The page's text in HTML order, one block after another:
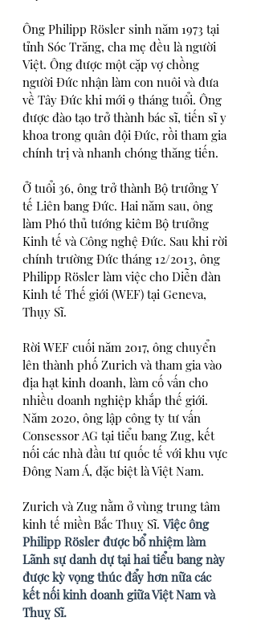
Ông Philipp Rösler sinh năm 1973 tại
tỉnh Sóc Trăng, cha mẹ đều là người
Việt. Ông được một cặp vợ chồng
người Đức nhận làm con nuôi và đưa
về Tây Đức khi mới 9 tháng tuổi. Ông
được đào tạo trở thành bác sĩ, tiến sĩ y
khoa trong quân đội Đức, rồi tham gia
chính trị và nhanh chóng thăng tiến.
Ở tuổi 36, ông trở thành Bộ trưởng Y
tế Liên bang Đức. Hai năm sau, ông
làm Phó thủ tướng kiêm Bộ trưởng
Kinh tế và Công nghệ Đức. Sau khi rời
chính trường Đức tháng 12/2013, ông
Philipp Rösler làm việc cho Diễn đàn
Kinh tế Thế giới (WEF) tại Geneva,
Thụy Sĩ.
Rời WEF cuối năm 2017, ông chuyển
lên thành phố Zurich và tham gia vào
địa hạt kinh doanh, làm cố vấn cho
nhiều doanh nghiệp khắp thế giới.
Năm 2020, ông lập công ty tư vấn
Consessor AG tại tiểu bang Zug, kết
nối các nhà đầu tư quốc tế với khu vực
Đông Nam Á, đặc biệt là Việt Nam.
Zurich và Zug nằm ở vùng trung tâm
kinh tế miền Bắc Thuỵ Sĩ. Việc ông
Philipp Rösler được bổ nhiệm làm
Lãnh sự danh dự tại hai tiểu bang này
được kỳ vọng thúc đẩy hơn nữa các
kết nối kinh doanh giữa Việt Nam và
Thuỵ Sĩ.